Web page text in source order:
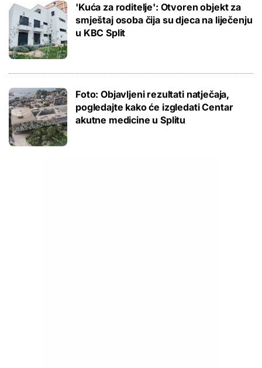
'Kuća za roditelje': Otvoren objekt za
smještaj osoba čija su djeca na liječenju
u KBC Split
Foto: Objavljeni rezultati natječaja,
pogledajte kako će izgledati Centar
akutne medicine u Splitu